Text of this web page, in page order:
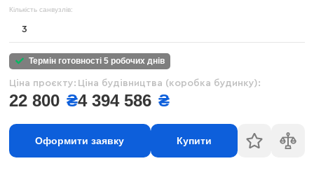
Кількість санвузлів:
3
термін готовності 5 робочих днів
Ціна проєкту:
22 800 ₴
Ціна будівництва (коробка будинку):
4 394 586 ₴
Оформити заявку Купити